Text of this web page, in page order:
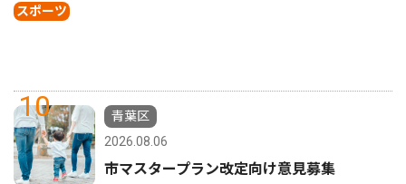
スポーツ
10
青葉区
2026.08.06
市マスタープラン改定向け意見募集